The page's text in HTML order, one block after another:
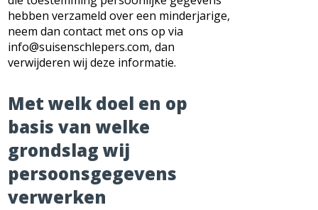
hebben verzameld over een minderjarige,
neem dan contact met ons op via
info@suisenschlepers.com, dan
verwijderen wij deze informatie.
Met welk doel en op
basis van welke
grondslag wij
persoonsgegevens
verwerken